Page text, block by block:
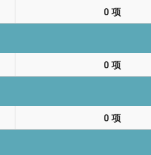
0 项
0 项
0 项